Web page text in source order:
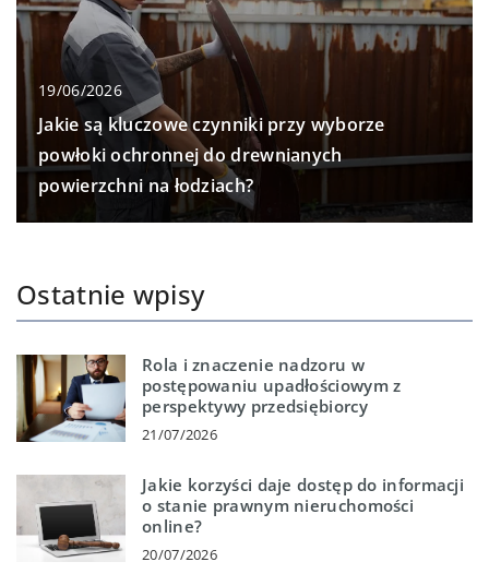
19/06/2026
Jakie są kluczowe czynniki przy wyborze
powłoki ochronnej do drewnianych
powierzchni na łodziach?
Ostatnie wpisy
Rola i znaczenie nadzoru w
postępowaniu upadłościowym z
perspektywy przedsiębiorcy
21/07/2026
Jakie korzyści daje dostęp do informacji
o stanie prawnym nieruchomości
online?
20/07/2026